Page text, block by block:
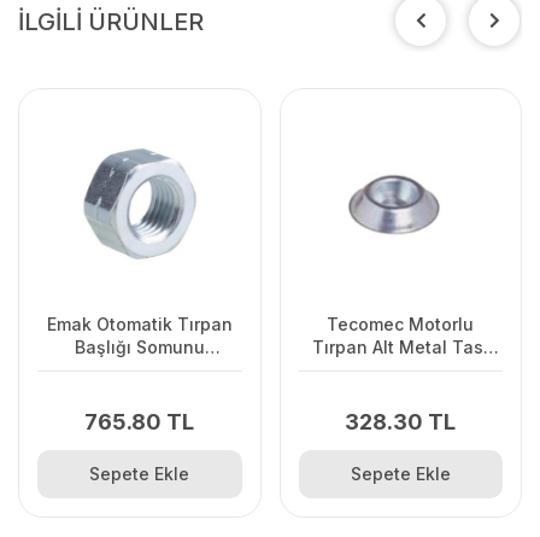
İLGİLİ ÜRÜNLER
Emak Otomatik Tırpan
Başlığı Somunu
765.80 TL
Sepete Ekle
Tecomec Motorlu
Tırpan Alt Metal Tası
328.30 TL
Sepete Ekle